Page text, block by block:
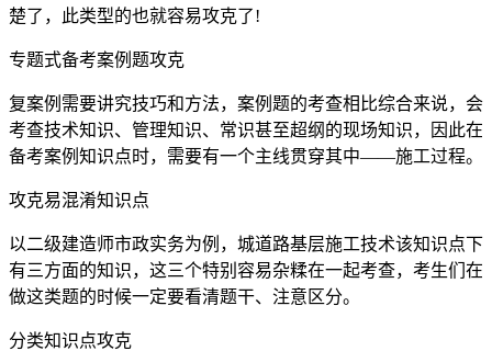
楚了，此类型的也就容易攻克了!
专题式备考案例题攻克
复案例需要讲究技巧和方法，案例题的考查相比综合来说，会
考查技术知识、管理知识、常识甚至超纲的现场知识，因此在
备考案例知识点时，需要有一个主线贯穿其中——施工过程。
攻克易混淆知识点
以二级建造师市政实务为例，城道路基层施工技术该知识点下
有三方面的知识，这三个特别容易杂糅在一起考查，考生们在
做这类题的时候一定要看清题干、注意区分。
分类知识点攻克